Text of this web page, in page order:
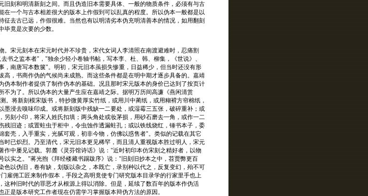
旧刻和明清新刻之间。而且伪造旧本需要具体、一般的物质条件，必须有与古
一个与古本相差很大的版本上作假到可以乱真的程度。所以伪本一般都是以
去古已远，作假很难。当然也有以明清劣本伪充明清善本的情况，如用翻刻
竟是次要的少数。
宋元刻本在宋元时代并不珍贵，宋代女词人李清照在南渡避难时，忍痛割
书之监本者"，"独余少轻小卷轴书帖，写本李、杜、韩、柳集，《世说》、
，南唐写本数箧"。明初，宋元旧本虽损失惨重，日益稀少，但当时还没有形
高，书商作伪的气候尚未成熟。而这些条件都是在明中期才逐步具备的。嘉靖
伪本制作者提供了制作伪本的基础。况且那时宋元版本的身价已达到了按页计
不为了。所以伪本的大量产生应在嘉靖之际。据明万历间高濂《燕闲清赏
将新刻模宋版书，特抄微黄厚实竹纸，或用川中蔺纸，或用糊褙方帘棉纸，
墨浸去嗅味印成。或将新刻版中残缺一二要处，或湿霉三五张，破碎重补；或
另刻小印，将宋人姓氏扣填；两头角处或妆茅损，用砂石磨去一角，或作一二
残旧迹；或置蛀虫于柜中，令虫蚀作透漏蛀孔；或以铁线烧红，锤书本子，委
套壳，入手重实，光腻可观，初非今物，仿佛以惑售者"。类似的记载在其它
时已炽烈。乃至清代，宋元旧本更见稀罕，而且清人重视版本胜过明人，宋元
作中屡见记载。郭麓《灵芬馆诗话》说："近时初印本仿宋刻之精好者，以物
以实之。"蒋光煦《拜经楼藏书踢跋序》说："旧刻旧抄本之中，苕贾弊更百
色以伪旧，卷有缺，划版以杂之，本既亡，录别种以代之，反复变幻，殆不可
雇佣工匠来制作假本，手段之高明竟使专门研究版本目录学的行家里手也上
这种旧时代的罪恶才从根源上得以消除。但是，延续了数百年的版本作伪活
是版本研究工作者现在仍需学习掌握版本辩伪方法的原因。